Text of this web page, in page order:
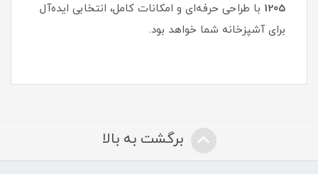
1205 با طراحی حرفه‌ای و امکانات کامل، انتخابی ایده‌آل
برای آشپزخانه شما خواهد بود.
برگشت به بالا